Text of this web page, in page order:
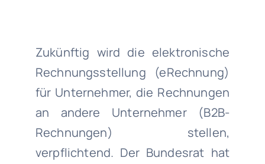
Zukünftig wird die elektronische
Rechnungsstellung (eRechnung)
für Unternehmer, die Rechnungen
an andere Unternehmer (B2B-
Rechnungen) stellen,
verpflichtend. Der Bundesrat hat